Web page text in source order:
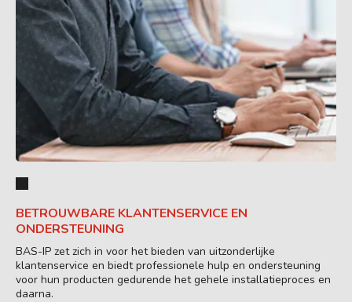
BETROUWBARE KLANTENSERVICE EN
ONDERSTEUNING
BAS-IP zet zich in voor het bieden van uitzonderlijke
klantenservice en biedt professionele hulp en ondersteuning
voor hun producten gedurende het gehele installatieproces en
daarna.